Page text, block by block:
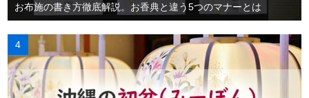
お布施の書き方徹底解説。お香典と違う5つのマナーとは